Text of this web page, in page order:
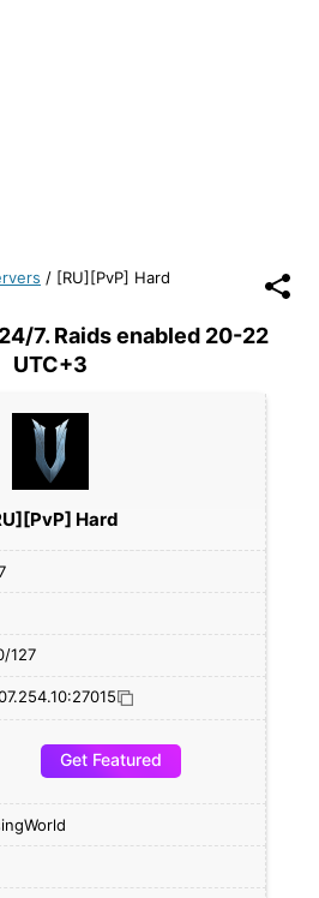
/ [RU][PvP] Hard
7. Raids enabled 20-22
UTC+3
Hard
127
Get Featured